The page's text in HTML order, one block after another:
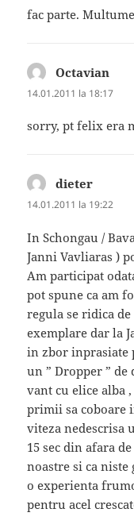
fac parte.
Octavian
14.01.2011 la 18:17
sorry, pt felix era
dieter
14.01.2011 la 19:22
In Schongau /
Janni Vavliaras )
Am participat
pot spune ca am
regula se ridica
exemplare dar la
in zbor inprasiate
un ” Dropper ” de
vant cu elice alba
primii sa coboare
viteza nedescrisa
15 sec din afara
noastre si ca
o experienta
pentru acel